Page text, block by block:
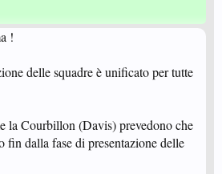
!
delle squadre è unificato per tutte
la Courbillon (Davis) prevedono che
dalla fase di presentazione delle